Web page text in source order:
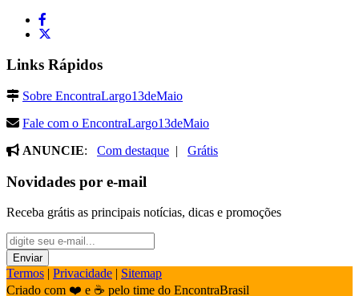
Links Rápidos
Sobre EncontraLargo13deMaio
Fale com o EncontraLargo13deMaio
ANUNCIE: Com destaque | Grátis
Novidades por e-mail
Receba grátis as principais notícias, dicas e promoções
Termos | Privacidade | Sitemap
Criado com ❤️ e ☕ pelo time do EncontraBrasil